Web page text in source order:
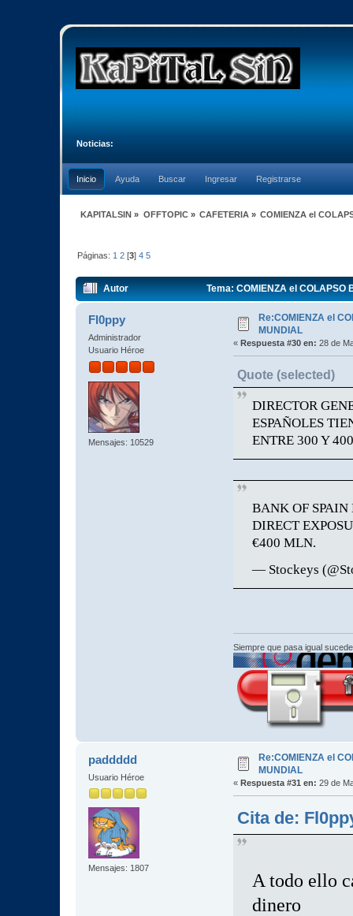
Noticias:
Inicio Ayuda Buscar Ingresar Registrarse
KAPITALSIN » OFFTOPIC» CAFETERIA» COMIENZA el
Páginas: 1 2 [3]4 5
Autor Tema: COMIENZA el
Fl0ppy
Administrador
Usuario Héroe
Mensajes: 10529
Re:COMIENZA el
MUNDIAL
« Respuesta #30 en: 28 de
Quote (selected)
DIRECTOR
ESPAÑOLES
ENTRE 300 Y
BANK OF SPAIN
DIRECT
€400 MLN.
— Stockeys
Siempre que pasa igual
paddddd
Usuario Héroe
Mensajes: 1807
Re:COMIENZA el
MUNDIAL
« Respuesta #31 en: 29 de
Cita de:
A todo ello
dinero